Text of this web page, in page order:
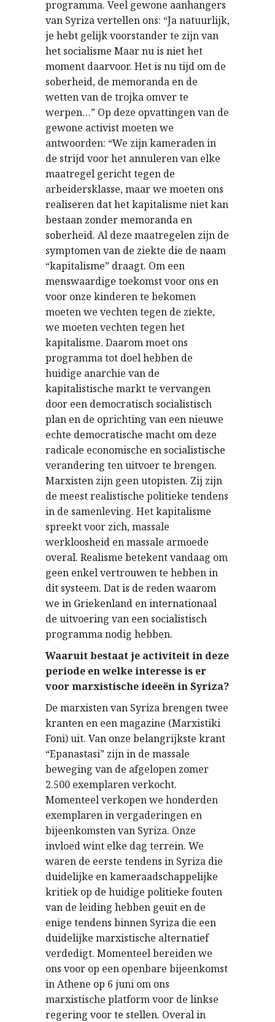
programma. Veel gewone aanhangers
van Syriza vertellen ons: “Ja natuurlijk,
je hebt gelijk voorstander te zijn van
het socialisme Maar nu is niet het
moment daarvoor. Het is nu tijd om de
soberheid, de memoranda en de
wetten van de trojka omver te
werpen…” Op deze opvattingen van de
gewone activist moeten we
antwoorden: “We zijn kameraden in
de strijd voor het annuleren van elke
maatregel gericht tegen de
arbeidersklasse, maar we moeten ons
realiseren dat het kapitalisme niet kan
bestaan ​​zonder memoranda en
soberheid. Al deze maatregelen zijn de
symptomen van de ziekte die de naam
“kapitalisme” draagt. Om een ​​
menswaardige toekomst voor ons en
voor onze kinderen te bekomen
moeten we vechten tegen de ziekte,
we moeten vechten tegen het
kapitalisme. Daarom moet ons
programma tot doel hebben de
huidige anarchie van de
kapitalistische markt te vervangen
door een democratisch socialistisch
plan en de oprichting van een nieuwe
echte democratische macht om deze
radicale economische en socialistische
verandering ten uitvoer te brengen.
Marxisten zijn geen utopisten. Zij zijn
de meest realistische politieke tendens
in de samenleving. Het kapitalisme
spreekt voor zich, massale
werkloosheid en massale armoede
overal. Realisme betekent vandaag om
geen enkel vertrouwen te hebben in
dit systeem. Dat is de reden waarom
we in Griekenland en internationaal
de uitvoering van een socialistisch
programma nodig hebben.
Waaruit bestaat je activiteit in deze
periode en welke interesse is er
voor marxistische ideeën in Syriza?
De marxisten van Syriza brengen twee
kranten en een magazine (Marxistiki
Foni) uit. Van onze belangrijkste krant
“Epanastasi” zijn in de massale
beweging van de afgelopen zomer
2.500 exemplaren verkocht.
Momenteel verkopen we honderden
exemplaren in vergaderingen en
bijeenkomsten van Syriza. Onze
invloed wint elke dag terrein. We
waren de eerste tendens in Syriza die
duidelijke en kameraadschappelijke
kritiek op de huidige politieke fouten
van de leiding hebben geuit en de
enige tendens binnen Syriza die een
duidelijke marxistische alternatief
verdedigt. Momenteel bereiden we
ons voor op een openbare bijeenkomst
in Athene op 6 juni om ons
marxistische platform voor de linkse
regering voor te stellen. Overal in